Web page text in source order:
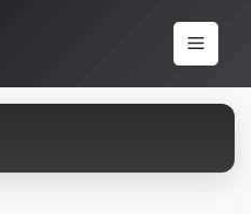
Menu